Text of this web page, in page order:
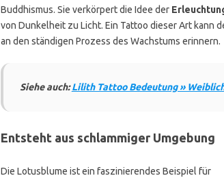
Buddhismus. Sie verkörpert die Idee der
von Dunkelheit zu Licht. Ein Tattoo dieser Art kann
an den ständigen Prozess des Wachstums erinnern.
Siehe auch:Lilith Tattoo Bedeutung »
Entsteht aus schlammiger Umgebung
Die Lotusblume ist ein faszinierendes Beispiel für